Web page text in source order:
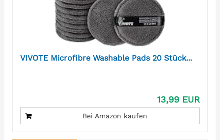
VIVOTE Microfibre Washable Pads 20 Stück...
13,99 EUR
Bei Amazon kaufen